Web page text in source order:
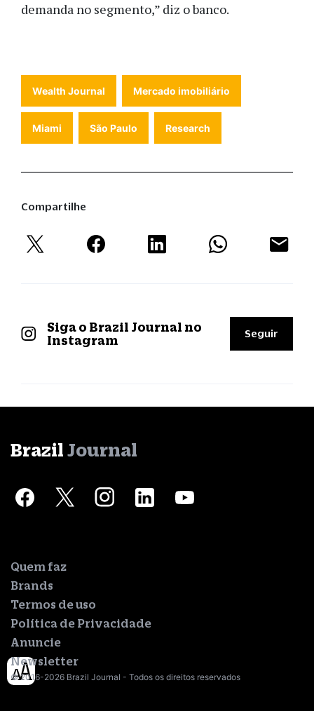
demanda no segmento,” diz o banco.
Wealth Journal Mercado imobiliário
Miami São Paulo Research
Compartilhe
Siga o Brazil Journal no
Instagram
Seguir
Brazil Journal
Quem faz
Brands
Termos de uso
Política de Privacidade
Anuncie
Newsletter
© 2016-2026 Brazil Journal - Todos os direitos reservados